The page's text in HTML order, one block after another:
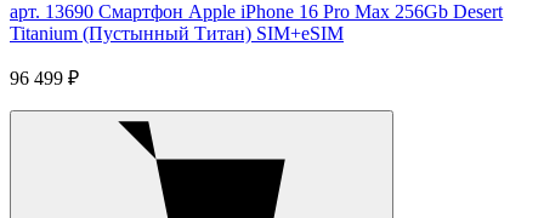
арт. 13690 Смартфон Apple iPhone 16 Pro Max 256Gb Desert
Titanium (Пустынный Титан) SIM+eSIM
96 499 ₽